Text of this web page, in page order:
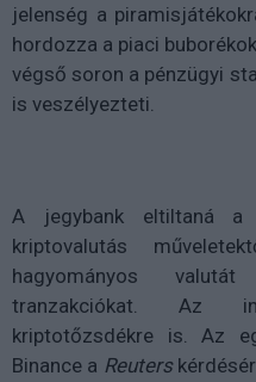
jelenség a
hordozza a piaci
végső soron a pénzügyi
is veszélyezteti.
A jegybank eltiltaná a
kriptovalutás
hagyományos
tranzakciókat. Az
kriptotőzsdékre is. Az
Binance a Reuters